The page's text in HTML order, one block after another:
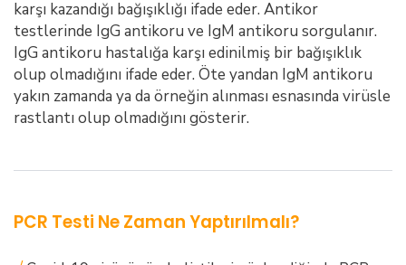
karşı kazandığı bağışıklığı ifade eder. Antikor
testlerinde IgG antikoru ve IgM antikoru sorgulanır.
IgG antikoru hastalığa karşı edinilmiş bir bağışıklık
olup olmadığını ifade eder. Öte yandan IgM antikoru
yakın zamanda ya da örneğin alınması esnasında virüsle
rastlantı olup olmadığını gösterir.
PCR Testi Ne Zaman Yaptırılmalı?